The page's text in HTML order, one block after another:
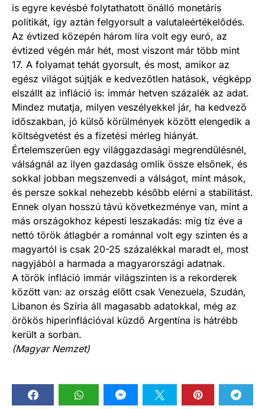
is egyre kevésbé folytathatott önálló monetáris
politikát, így aztán felgyorsult a valutaleértékelődés.
Az évtized közepén három líra volt egy euró, az
évtized végén már hét, most viszont már több mint
17. A folyamat tehát gyorsult, és most, amikor az
egész világot sújtják e kedvezőtlen hatások, végképp
elszállt az infláció is: immár hetven százalék az adat.
Mindez mutatja, milyen veszélyekkel jár, ha kedvező
időszakban, jó külső körülmények között elengedik a
költségvetést és a fizetési mérleg hiányát.
Értelemszerűen egy világgazdasági megrendülésnél,
válságnál az ilyen gazdaság omlik össze elsőnek, és
sokkal jobban megszenvedi a válságot, mint mások,
és persze sokkal nehezebb később elérni a stabilitást.
Ennek olyan hosszú távú következménye van, mint a
más országokhoz képesti leszakadás: míg tíz éve a
nettó török átlagbér a románnal volt egy szinten és a
magyartól is csak 20-25 százalékkal maradt el, most
nagyjából a harmada a magyarországi adatnak.
A török infláció immár világszinten is a rekorderek
között van: az ország előtt csak Venezuela, Szudán,
Libanon és Szíria áll magasabb adatokkal, még az
örökös hiperinflációval küzdő Argentína is hátrébb
került a sorban.
(Magyar Nemzet)